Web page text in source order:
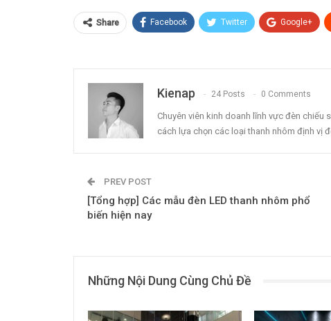
Share Facebook Twitter Google+
Kienap 24 Posts 0 Comments
Chuyên viên kinh doanh lĩnh vực đèn chiếu
cách lựa chọn các loại thanh nhôm định vị
PREV POST
[Tổng hợp] Các mẫu đèn LED thanh nhôm phổ
biến hiện nay
Những Nội Dung Cùng Chủ Đề